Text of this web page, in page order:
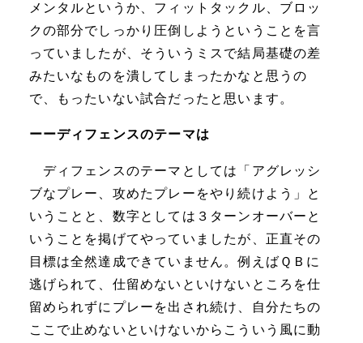
メンタルというか、フィットタックル、ブロッ
クの部分でしっかり圧倒しようということを言
っていましたが、そういうミスで結局基礎の差
みたいなものを潰してしまったかなと思うの
で、もったいない試合だったと思います。
ーーディフェンスのテーマは
ディフェンスのテーマとしては「アグレッシ
ブなプレー、攻めたプレーをやり続けよう」と
いうことと、数字としては３ターンオーバーと
いうことを掲げてやっていましたが、正直その
目標は全然達成できていません。例えばＱＢに
逃げられて、仕留めないといけないところを仕
留められずにプレーを出され続け、自分たちの
ここで止めないといけないからこういう風に動